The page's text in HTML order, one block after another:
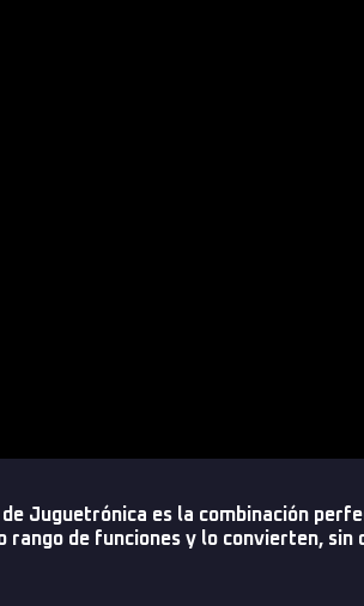
Juguetrónica es la combinación
de funciones y lo convierten,